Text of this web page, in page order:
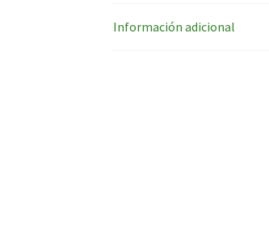
Información adicional